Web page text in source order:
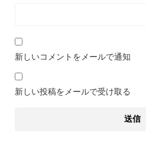
新しいコメントをメールで通知
新しい投稿をメールで受け取る